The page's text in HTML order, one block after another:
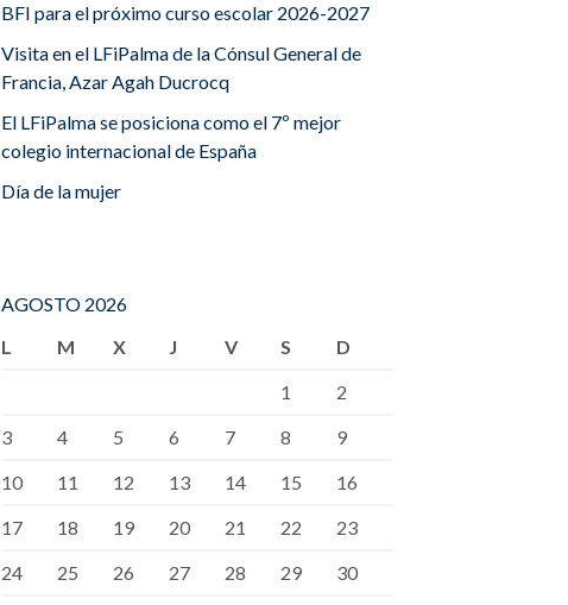
BFI para el próximo curso escolar 2026-2027
Visita en el LFiPalma de la Cónsul General de
Francia, Azar Agah Ducrocq
El LFiPalma se posiciona como el 7º mejor
colegio internacional de España
Día de la mujer
AGOSTO 2026
L
M X J V S
D
1
2
3
4 5 6 7 8
9
10
11 12 13 14 15
16
17
18 19 20 21 22
23
24
25 26 27 28 29
30